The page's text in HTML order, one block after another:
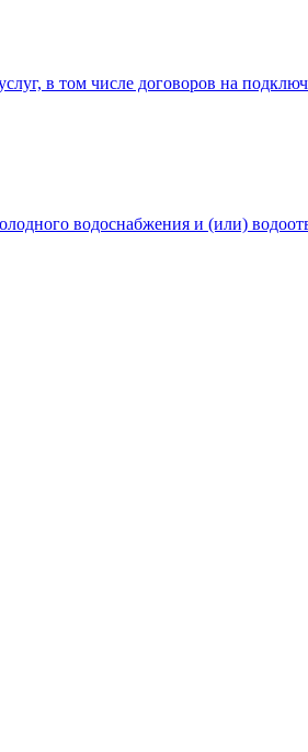
в том числе договоров на
водоснабжения и (или)